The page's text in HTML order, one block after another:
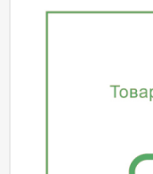
конфиденциальности